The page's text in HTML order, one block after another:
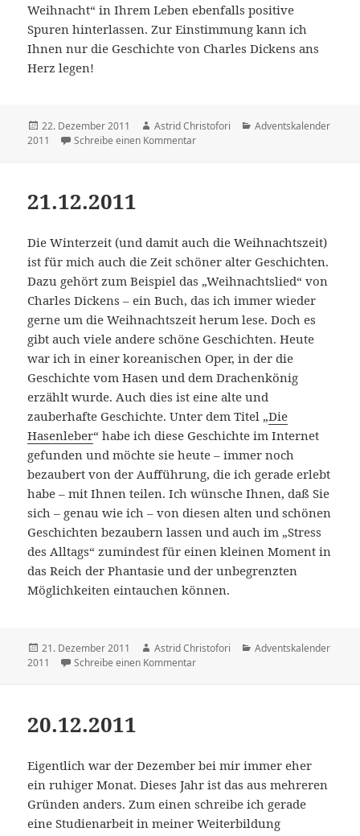
Weihnacht“ in Ihrem Leben ebenfalls positive
Spuren hinterlassen. Zur Einstimmung kann ich
Ihnen nur die Geschichte von Charles Dickens ans
Herz legen!
Veröffentlicht
am
22. Dezember 2011 Autor
Astrid Christofori Kategorien
Adventskalender
2011
Schreibe einen Kommentar
21.12.2011
Die Winterzeit (und damit auch die Weihnachtszeit)
ist für mich auch die Zeit schöner alter Geschichten.
Dazu gehört zum Beispiel das „Weihnachtslied“ von
Charles Dickens – ein Buch, das ich immer wieder
gerne um die Weihnachtszeit herum lese. Doch es
gibt auch viele andere schöne Geschichten. Heute
war ich in einer koreanischen Oper, in der die
Geschichte vom Hasen und dem Drachenkönig
erzählt wurde. Auch dies ist eine alte und
zauberhafte Geschichte. Unter dem Titel „Die
Hasenleber“ habe ich diese Geschichte im Internet
gefunden und möchte sie heute – immer noch
bezaubert von der Aufführung, die ich gerade erlebt
habe – mit Ihnen teilen. Ich wünsche Ihnen, daß Sie
sich – genau wie ich – von diesen alten und schönen
Geschichten bezaubern lassen und auch im „Stress
des Alltags“ zumindest für einen kleinen Moment in
das Reich der Phantasie und der unbegrenzten
Möglichkeiten eintauchen können.
Veröffentlicht
am
21. Dezember 2011 Autor
Astrid Christofori Kategorien
Adventskalender
2011
Schreibe einen Kommentar
20.12.2011
Eigentlich war der Dezember bei mir immer eher
ein ruhiger Monat. Dieses Jahr ist das aus mehreren
Gründen anders. Zum einen schreibe ich gerade
eine Studienarbeit in meiner Weiterbildung